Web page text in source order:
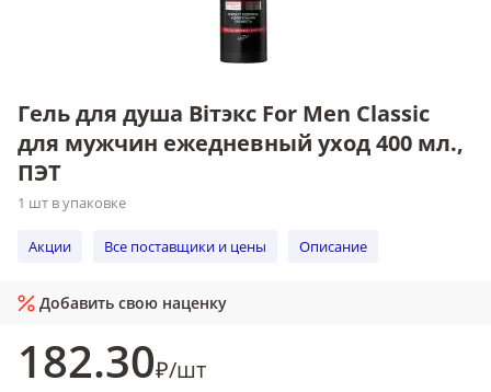
Гель для душа Вiтэкс For Men Classic
для мужчин ежедневный уход 400 мл.,
ПЭТ
1 шт в упаковке
Акции Все поставщики и цены Описание
Добавить свою наценку
182.30₽/шт